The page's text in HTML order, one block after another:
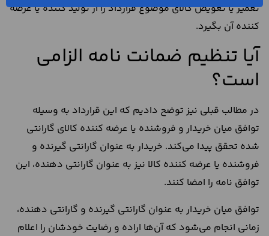
تعمیر یا تعویض کالای موضوع قرارداد را از تولید کننده یا عرضه
کننده آن بگیرد.
آیا تنظیم ضمانت نامه الزامی
است؟
در مطالب قبلی نیز توضح دادیم که این قرارداد به وسیله
توافق میان خریدار و فروشنده یا عرضه کننده کالای گارانتی
شده تحقق پیدا می‌کند. خریدار به عنوان گارانتی گیرنده و
فروشنده یا عرضه کننده کالا نیز به عنوان گارانتی دهنده، این
توافق نامه را امضا کنند.
توافق میان خریدار به عنوان گارانتی گیرنده و گارانتی دهنده،
زمانی انجام می‌شود که آن‌ها اراده و رضایت خودشان را اعلام